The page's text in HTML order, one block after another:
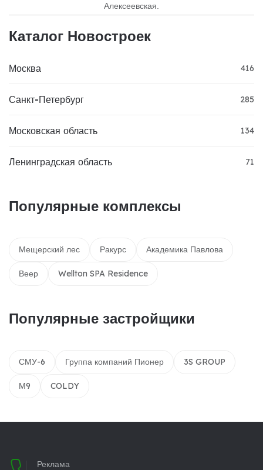
Алексеевская.
Каталог Новостроек
Москва 416
Санкт-Петербург 285
Московская область 134
Ленинградская область 71
Популярные комплексы
Мещерский лес Ракурс Академика Павлова
Веер Wellton SPA Residence
Популярные застройщики
СМУ-6 Группа компаний Пионер 3S GROUP
М9 COLDY
Реклама